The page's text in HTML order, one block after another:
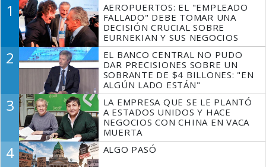
1
AEROPUERTOS: EL "EMPLEADO
FALLADO" DEBE TOMAR UNA
DECISIÓN CRUCIAL SOBRE
EURNEKIAN Y SUS NEGOCIOS
2
EL BANCO CENTRAL NO PUDO
DAR PRECISIONES SOBRE UN
SOBRANTE DE $4 BILLONES: "EN
ALGÚN LADO ESTÁN"
3
LA EMPRESA QUE SE LE PLANTÓ
A ESTADOS UNIDOS Y HACE
NEGOCIOS CON CHINA EN VACA
MUERTA
4 ALGO PASÓ